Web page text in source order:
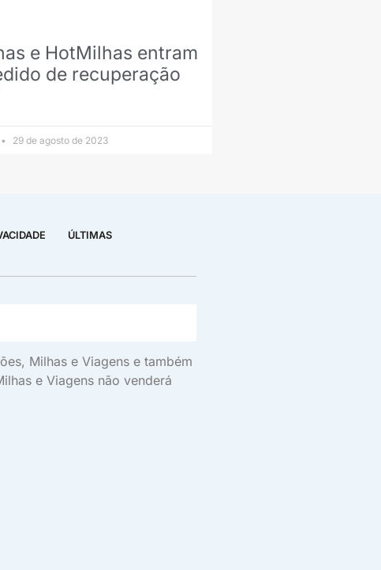
e HotMilhas entram
de recuperação
29 de agosto de 2023
ÚLTIMAS
Milhas e Viagens e também
e Viagens não venderá